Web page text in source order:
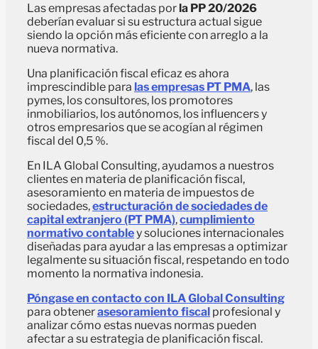
Las empresas afectadas porla PP 20/2026
deberían evaluar si su estructura actual sigue
siendo la opción más eficiente con arreglo a la
nueva normativa.
Una planificación fiscal eficaz es ahora
imprescindible para las empresas PT PMA, las
pymes, los consultores, los promotores
inmobiliarios, los autónomos, los influencers y
otros empresarios que se acogían al régimen
fiscal del 0,5 %.
En ILA Global Consulting, ayudamos a nuestros
clientes en materia de planificación fiscal,
asesoramiento en materia de impuestos de
sociedades,estructuración de sociedades de
capital extranjero (PT PMA),cumplimiento
normativo contabley soluciones internacionales
diseñadas para ayudar a las empresas a optimizar
legalmente su situación fiscal, respetando en todo
momento la normativa indonesia.
Póngase en contacto con ILA Global Consulting
para obtenerasesoramiento fiscal profesional y
analizar cómo estas nuevas normas pueden
afectar a su estrategia de planificación fiscal.